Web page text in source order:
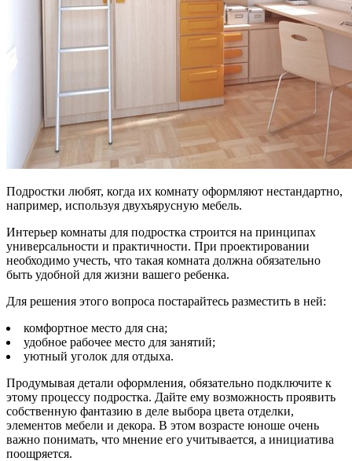
Подростки любят, когда их комнату оформляют нестандартно,
например, используя двухъярусную мебель.
Интерьер комнаты для подростка строится на принципах
универсальности и практичности. При проектировании
необходимо учесть, что такая комната должна обязательно
быть удобной для жизни вашего ребенка.
Для решения этого вопроса постарайтесь разместить в ней:
комфортное место для сна;
удобное рабочее место для занятий;
уютный уголок для отдыха.
Продумывая детали оформления, обязательно подключите к
этому процессу подростка. Дайте ему возможность проявить
собственную фантазию в деле выбора цвета отделки,
элементов мебели и декора. В этом возрасте юноше очень
важно понимать, что мнение его учитывается, а инициатива
поощряется.